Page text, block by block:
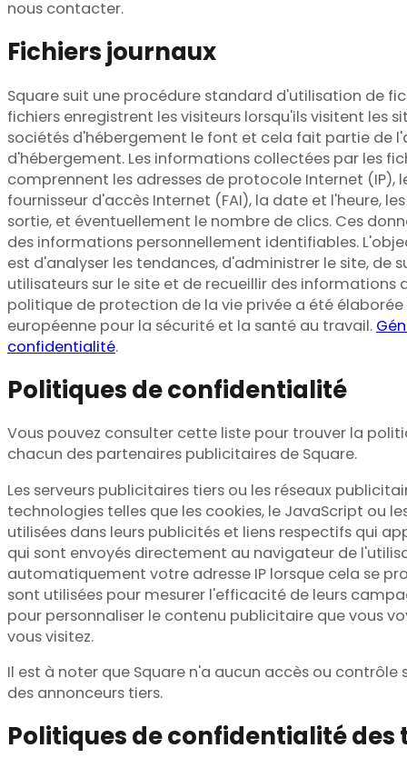
nous contacter.
Fichiers journaux
Square suit une procédure standard d'utilisation de
fichiers enregistrent les visiteurs lorsqu'ils visitent les
sociétés d'hébergement le font et cela fait partie de
d'hébergement. Les informations collectées par les
comprennent les adresses de protocole Internet (IP),
fournisseur d'accès Internet (FAI), la date et l'heure,
sortie, et éventuellement le nombre de clics. Ces
des informations personnellement identifiables.
est d'analyser les tendances, d'administrer le site, de
utilisateurs sur le site et de recueillir des informations
politique de protection de la vie privée a été
européenne pour la sécurité et la santé au travail.
confidentialité.
Politiques de confidentialité
Vous pouvez consulter cette liste pour trouver la
chacun des partenaires publicitaires de Square.
Les serveurs publicitaires tiers ou les réseaux
technologies telles que les cookies, le JavaScript ou
utilisées dans leurs publicités et liens respectifs qui
qui sont envoyés directement au navigateur de
automatiquement votre adresse IP lorsque cela se
sont utilisées pour mesurer l'efficacité de leurs
pour personnaliser le contenu publicitaire que vous
vous visitez.
Il est à noter que Square n'a aucun accès ou contrôle
des annonceurs tiers.
Politiques de confidentialité des